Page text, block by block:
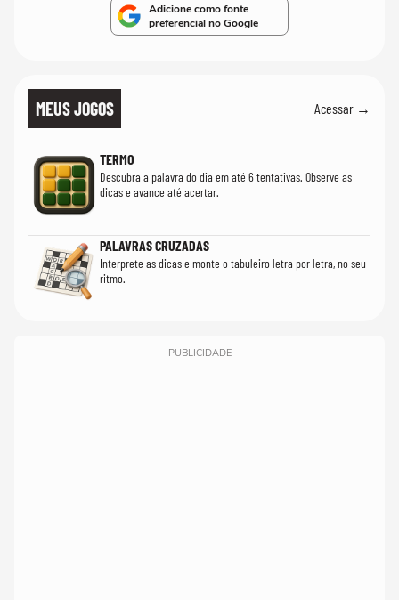
Adicione como fonte
preferencial no Google
MEUS JOGOS Acessar →
TERMO
Descubra a palavra do dia em até 6 tentativas. Observe as
dicas e avance até acertar.
PALAVRAS CRUZADAS
Interprete as dicas e monte o tabuleiro letra por letra, no seu
ritmo.
PUBLICIDADE